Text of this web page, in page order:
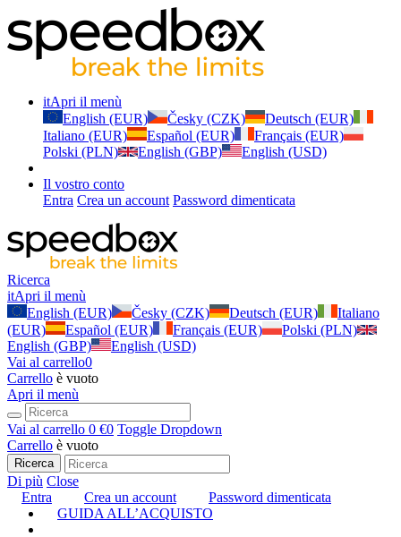
itApri il menù
English (EUR)
Česky (CZK)
Deutsch (EUR)
Italiano (EUR)
Español (EUR)
Français (EUR)
Polski (PLN)
English (GBP) English (USD)
Il vostro conto
Entra Crea un account Password dimenticata
Ricerca
itApri il menù
English (EUR)
Česky (CZK) Deutsch (EUR)
Italiano
(EUR)
Español (EUR) Français (EUR)
Polski (PLN)
English (GBP)
English (USD)
Vai al carrello0
Carrello è vuoto
Apri il menù
Vai al carrello 0 €0 Toggle Dropdown
Carrello è vuoto
Ricerca
Di più Close
Entra
Crea un account
Password dimenticata
GUIDA ALL’ACQUISTO